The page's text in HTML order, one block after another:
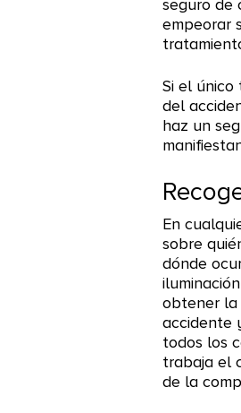
seguro de
empeorar
Si el
del
haz un
En
sobre
dónde
obtener la
accidente
todos los
trabaja el
de la